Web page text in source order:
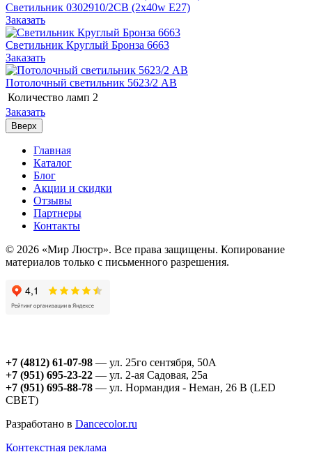
Светильник 0302910/2CB (2x40w E27)
Заказать
Светильник Круглый Бронза 6663
Заказать
Потолочный светильник 5623/2 AB
Количество ламп 2
Заказать
Вверх
Главная
Каталог
Блог
Акции и скидки
Отзывы
Партнеры
Контакты
© 2026 «Мир Люстр». Все права защищены. Копирование
материалов только с письменного разрешения.
+7 (4812) 61-07-98 — ул. 25го сентября, 50А
+7 (951) 695-23-22 — ул. 2-ая Садовая, 25а
+7 (951) 695-88-78 — ул. Нормандия - Неман, 26 В (LED
СВЕТ)
Разработано в Dancecolor.ru
Контекстная реклама